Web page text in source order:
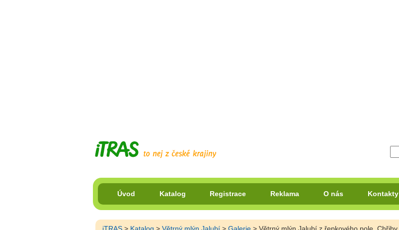
Úvod Katalog Registrace Reklama O nás Kontakty
iTRAS > Katalog >Větrný mlýn Jalubí >Galerie > Větrný mlýn Jalubí z řepkového pole, Chřiby